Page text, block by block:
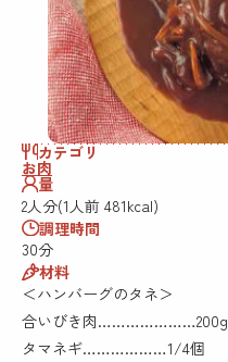
カテゴリ
お肉
量
2人分(1人前 481kcal)
調理時間
30分
材料
＜ハンバーグのタネ＞
合いびき肉…………………200g
タマネギ………………1/4個